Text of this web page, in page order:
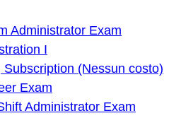
Administrator Exam
I
(Nessun costo)
Exam
Administrator Exam